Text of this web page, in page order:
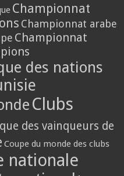
Championnat
Championnat arabe
Championnat
des nations
Clubs
des vainqueurs de
Coupe du monde des clubs
nationale